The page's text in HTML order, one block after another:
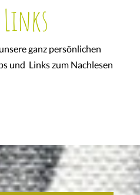
ganz persönlichen
und Links zum Nachlesen